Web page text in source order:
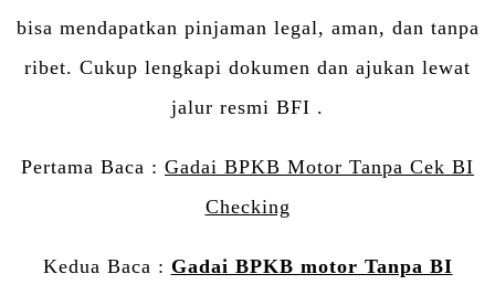
bisa mendapatkan pinjaman legal, aman, dan tanpa
ribet. Cukup lengkapi dokumen dan ajukan lewat
jalur resmi BFI .
Pertama Baca : Gadai BPKB Motor Tanpa Cek BI
Checking
Kedua Baca : Gadai BPKB motor Tanpa BI